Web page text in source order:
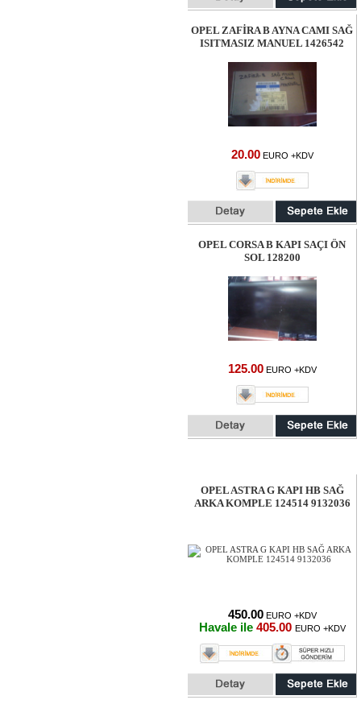
OPEL ZAFİRA B AYNA CAMI SAĞ
ISITMASIZ MANUEL 1426542
20.00 EURO +KDV
OPEL CORSA B KAPI SAÇI ÖN
SOL 128200
125.00 EURO +KDV
OPEL ASTRA G KAPI HB SAĞ
ARKA KOMPLE 124514 9132036
450.00 EURO +KDV
Havale ile 405.00 EURO +KDV